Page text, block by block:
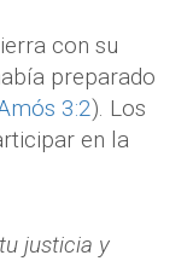
con su
preparado
3:2). Los
en la
justicia y